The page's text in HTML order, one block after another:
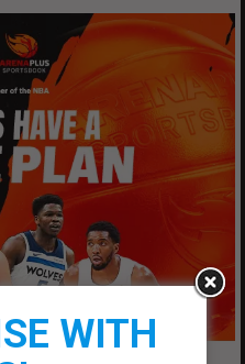
WITH